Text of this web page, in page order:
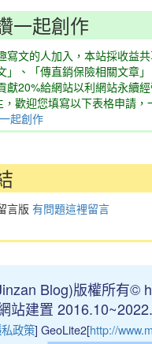
一起創作
寫文的人加入，本站採收益
」、「傳直銷保險相關文章
獻20%給網站以利網站永續
，歡迎您填寫以下表格申請
起創作
言版 有問題這裡留言
Blog)版權所有©
站建置
政策] GeoLite2[http://